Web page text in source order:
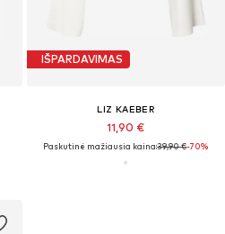
IŠPARDAVIMAS
LIZ KAEBER
11,90 €
Paskutinė mažiausia kaina:39,90 €-70%